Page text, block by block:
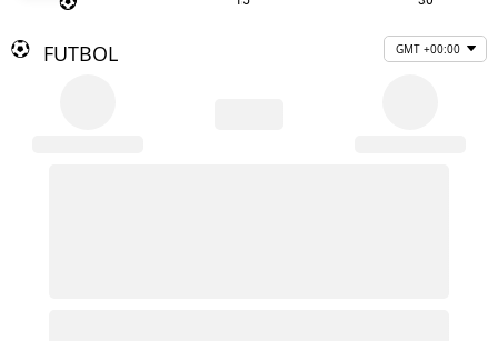
FUTBOL GMT +00:00